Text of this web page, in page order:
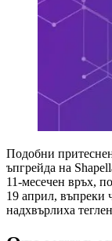
Подобни
ъпгрейда на
11-месечен връх,
19 април, въпреки
надхвърлиха